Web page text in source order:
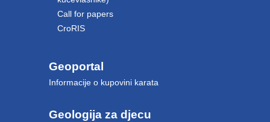
Call for papers
CroRIS
Geoportal
Informacije o kupovini karata
Geologija za djecu